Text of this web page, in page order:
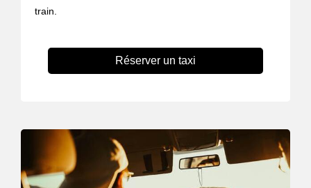
train.
Réserver un taxi